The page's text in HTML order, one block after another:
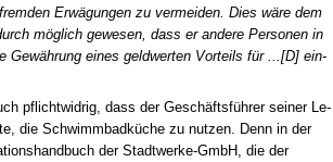
Erwägun­gen zu ver­mei­den. Dies wäre dem
möglich ge­we­sen, dass er an­de­re Per­so­nen in
Gewährung ei­nes geld­wer­ten Vor­teils für ...[D] ein­
pflicht­wid­rig, dass der Geschäftsführer sei­ner Le­
die Schwimm­badküche zu nut­zen. Denn in der
der Stadt­wer­ke-GmbH, die der